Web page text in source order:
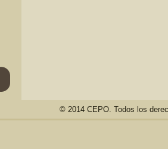
© 2014 CEPO. Todos los